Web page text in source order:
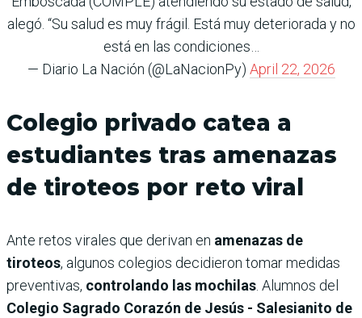
alegó. “Su salud es muy frágil. Está muy deteriorada y no
está en las condiciones…
— Diario La Nación (@LaNacionPy) April 22, 2026
Colegio privado catea a
estudiantes tras amenazas
de tiroteos por reto viral
Ante retos virales que derivan en amenazas de
tiroteos, algunos colegios decidieron tomar medidas
preventivas, controlando las mochilas. Alumnos del
Colegio Sagrado Corazón de Jesús - Salesianito de